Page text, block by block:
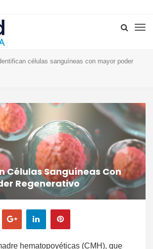
células sanguíneas con mayor poder
Células Sanguíneas Con
Regenerativo
hematopoyéticas (CMH), que